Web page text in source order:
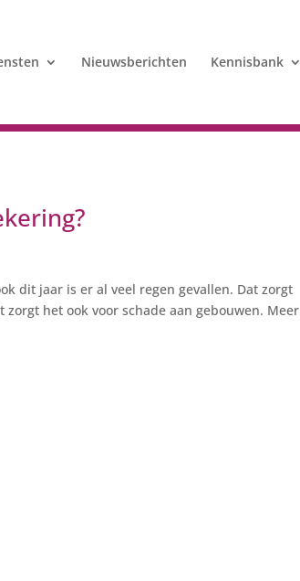
Nieuwsberichten Kennisbank
dit jaar is er al veel regen gevallen. Dat zorgt
het ook voor schade aan gebouwen. Meer